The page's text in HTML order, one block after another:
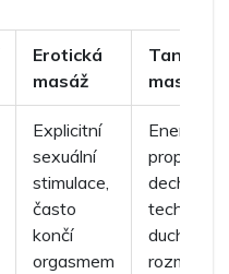
Erotická
masáž
masáž
Explicitní
sexuální
stimulace,
často
končí
orgasmem
propojení,
dechové
techniky,
duchovní
rozměr